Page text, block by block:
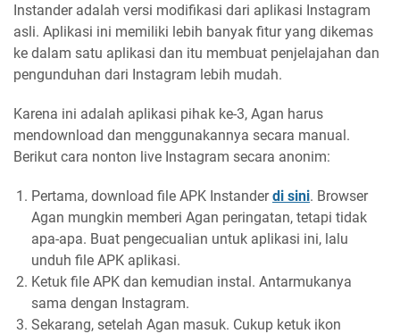
Instander adalah versi modifikasi dari aplikasi Instagram
asli. Aplikasi ini memiliki lebih banyak fitur yang dikemas
ke dalam satu aplikasi dan itu membuat penjelajahan dan
pengunduhan dari Instagram lebih mudah.
Karena ini adalah aplikasi pihak ke-3, Agan harus
mendownload dan menggunakannya secara manual.
Berikut cara nonton live Instagram secara anonim:
Pertama, download file APK Instanderdi sini. Browser
Agan mungkin memberi Agan peringatan, tetapi tidak
apa-apa. Buat pengecualian untuk aplikasi ini, lalu
unduh file APK aplikasi.
Ketuk file APK dan kemudian instal. Antarmukanya
sama dengan Instagram.
Sekarang, setelah Agan masuk. Cukup ketuk ikon